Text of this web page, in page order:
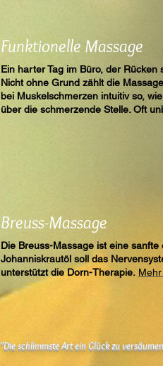
Funktionelle Massage
Ein harter Tag im Büro, der
Nicht ohne Grund zählt die
bei Muskelschmerzen intuitiv so,
über die schmerzende Stelle. Oft
Breuss-Massage
Die Breuss-Massage ist eine
Johanniskrautöl soll das
unterstützt die Dorn-Therapie.
"Die schlimmste Art ein Glück zu